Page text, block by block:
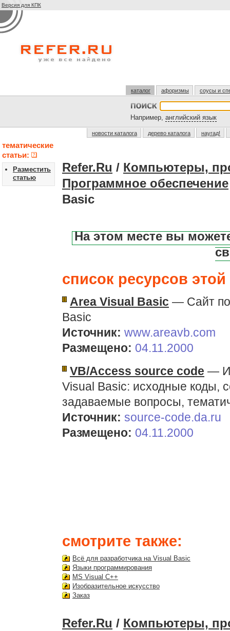
Версия для КПК
каталог афоризмы соусы и
Например, английский язык
новости каталога дерево каталога наугад!
тематические
статьи:
Разместить
статью
Refer.Ru / Компьютеры,
Программное обеспечение
Basic
На этом месте вы
список ресурсов этой
Area Visual Basic — Сайт
Basic
Источник: www.areavb.com
Размещено: 04.11.2000
VB/Access source code —
Visual Basic: исходные коды,
задаваемые вопросы,
Источник: source-code.da.ru
Размещено: 04.11.2000
смотрите также:
Всё для разработчика на Visual Basic
Языки программирования
MS Visual C++
Изобразительное искусство
Заказ
Refer.Ru / Компьютеры,